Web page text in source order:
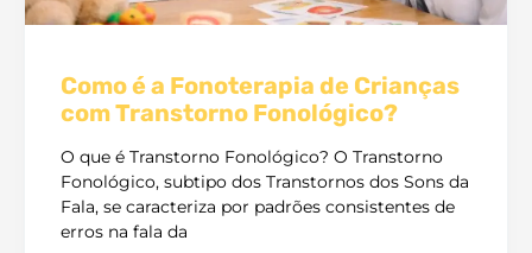
Como é a Fonoterapia de Crianças
com Transtorno Fonológico?
O que é Transtorno Fonológico? O Transtorno
Fonológico, subtipo dos Transtornos dos Sons da
Fala, se caracteriza por padrões consistentes de
erros na fala da